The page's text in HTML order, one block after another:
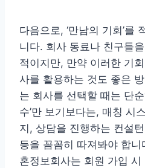
다음으로, ‘만남의 기회’를
니다. 회사 동료나 친구들
적이지만, 만약 이러한 기
사를 활용하는 것도 좋은
는 회사를 선택할 때는 단순
수’만 보기보다는, 매칭 시
지, 상담을 진행하는 컨설
등을 꼼꼼히 따져봐야 합
혼정보회사는 회원 가입